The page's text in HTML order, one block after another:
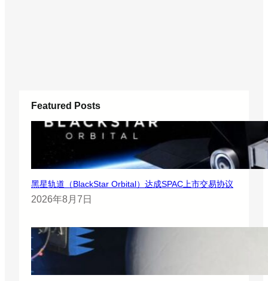
Featured Posts
黑星轨道（BlackStar Orbital）达成SPAC上市交易协议
2026年8月7日